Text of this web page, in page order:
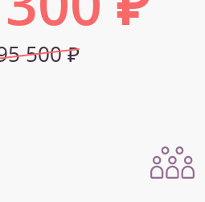
500 ₽